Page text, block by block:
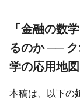
「金融の数
るのか ──
学の応用地図
本稿は、以下の